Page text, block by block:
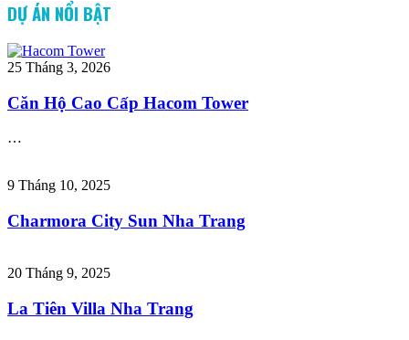
DỰ ÁN NỔI BẬT
25 Tháng 3, 2026
Căn Hộ Cao Cấp Hacom Tower
…
9 Tháng 10, 2025
Charmora City Sun Nha Trang
20 Tháng 9, 2025
La Tiên Villa Nha Trang